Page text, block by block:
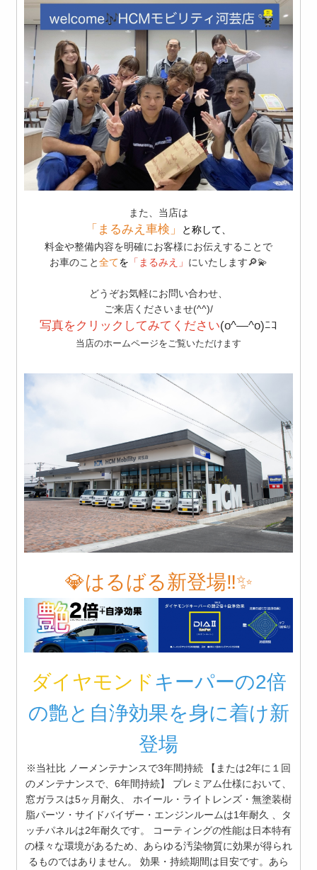
また、当店は
「まるみえ車検」
と称して、
料金や整備内容を明確にお客様にお伝えすることで
お車のこと全てを 「まるみえ」 にいたします🔎💫
どうぞお気軽にお問い合わせ、
ご来店くださいませ(^^)/
写真をクリックしてみてください(o^―^o)ﾆｺ
当店のホームページをご覧いただけます
💎はるばる新登場‼️✨
ダイヤモンドキーパーの2倍
の艶と自浄効果を身に着け新
登場
※当社比 ノーメンテナンスで3年間持続 【または2年に１回
のメンテナンスで、6年間持続】 プレミアム仕様において、
窓ガラスは5ヶ月耐久、 ホイール・ライトレンズ・無塗装樹
脂パーツ・サイドバイザー・エンジンルームは1年耐久 、タ
ッチパネルは2年耐久です。 コーティングの性能は日本特有
の様々な環境があるため、あらゆる汚染物質に効果が得られ
るものではありません。 効果・持続期間は目安です。あら